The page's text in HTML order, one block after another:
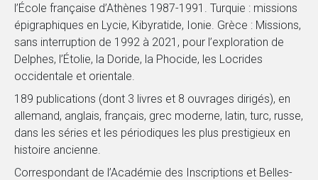
l’École française d’Athènes 1987-1991. Turquie : missions
épigraphiques en Lycie, Kibyratide, Ionie. Grèce : Missions,
sans interruption de 1992 à 2021, pour l’exploration de
Delphes, l’Étolie, la Doride, la Phocide, les Locrides
occidentale et orientale.
189 publications (dont 3 livres et 8 ouvrages dirigés), en
allemand, anglais, français, grec moderne, latin, turc, russe,
dans les séries et les périodiques les plus prestigieux en
histoire ancienne.
Correspondant de l’Académie des Inscriptions et Belles-